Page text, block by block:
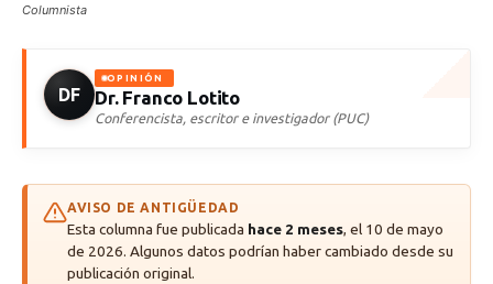
Columnista
DF Dr. Franco Lotito
OPINIÓN
Conferencista, escritor e investigador (PUC)
AVISO DE ANTIGÜEDAD
Esta columna fue publicada hace 2 meses, el 10 de mayo
de 2026. Algunos datos podrían haber cambiado desde su
publicación original.